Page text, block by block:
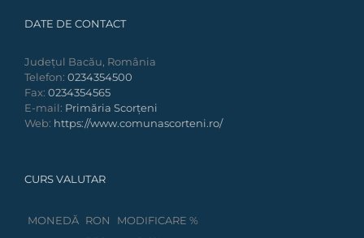
DATE DE CONTACT
Județul Bacău, România
Telefon: 0234354500
Fax: 0234354565
E-mail: Primăria Scorțeni
Web: https://www.comunascorteni.ro/
CURS VALUTAR
MONEDĂ RON
MODIFICARE %